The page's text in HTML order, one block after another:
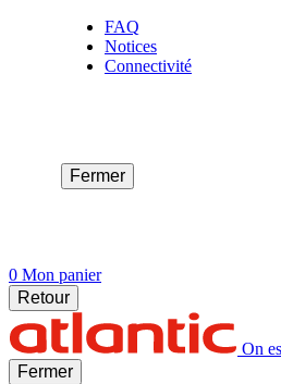
FAQ
Notices
Connectivité
Fermer
0 Mon panier
Retour
On
Fermer